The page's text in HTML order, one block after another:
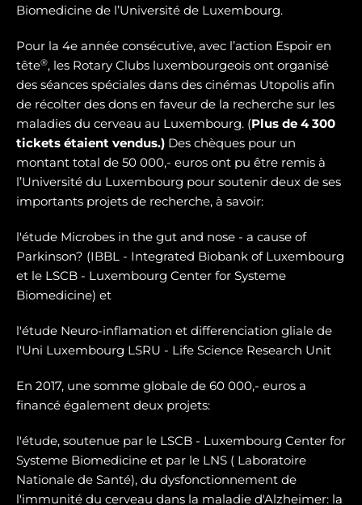
Biomedicine de l’Université de Luxembourg.
Pour la 4e année consécutive, avec l’action Espoir en
tête®, les Rotary Clubs luxembourgeois ont organisé
des séances spéciales dans des cinémas Utopolis afin
de récolter des dons en faveur de la recherche sur les
maladies du cerveau au Luxembourg. (Plus de 4 300
tickets étaient vendus.) Des chèques pour un
montant total de 50 000,- euros ont pu être remis à
l’Université du Luxembourg pour soutenir deux de ses
importants projets de recherche, à savoir:
l'étude Microbes in the gut and nose - a cause of
Parkinson? (IBBL - Integrated Biobank of Luxembourg
et le LSCB - Luxembourg Center for Systeme
Biomedicine) et
l'étude Neuro-inflamation et differenciation gliale de
l'Uni Luxembourg LSRU - Life Science Research Unit
En 2017, une somme globale de 60 000,- euros a
financé également deux projets:
l'étude, soutenue par le LSCB - Luxembourg Center for
Systeme Biomedicine et par le LNS ( Laboratoire
Nationale de Santé), du dysfonctionnement de
l'immunité du cerveau dans la maladie d'Alzheimer: la